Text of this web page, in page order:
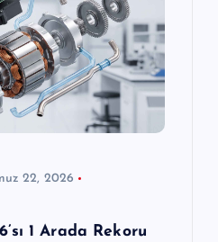
22, 2026
1 Arada Rekoru